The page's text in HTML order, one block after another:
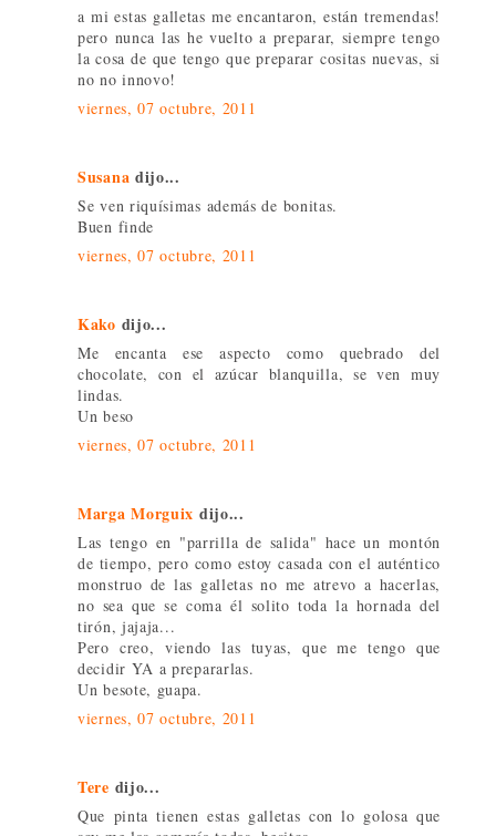
a mi estas galletas me encantaron, están tremendas!
pero nunca las he vuelto a preparar, siempre tengo
la cosa de que tengo que preparar cositas nuevas, si
no no innovo!
viernes, 07 octubre, 2011
Susana dijo...
Se ven riquísimas además de bonitas.
Buen finde
viernes, 07 octubre, 2011
Kako dijo...
Me encanta ese aspecto como quebrado del
chocolate, con el azúcar blanquilla, se ven muy
lindas.
Un beso
viernes, 07 octubre, 2011
Marga Morguix dijo...
Las tengo en "parrilla de salida" hace un montón
de tiempo, pero como estoy casada con el auténtico
monstruo de las galletas no me atrevo a hacerlas,
no sea que se coma él solito toda la hornada del
tirón, jajaja...
Pero creo, viendo las tuyas, que me tengo que
decidir YA a prepararlas.
Un besote, guapa.
viernes, 07 octubre, 2011
Tere dijo...
Que pinta tienen estas galletas con lo golosa que